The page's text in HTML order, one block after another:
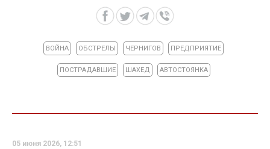
ВОЙНА ОБСТРЕЛЫ ЧЕРНИГОВ ПРЕДПРИЯТИЕ
ПОСТРАДАВШИЕ ШАХЕД АВТОСТОЯНКА
05 июня 2026, 12:51